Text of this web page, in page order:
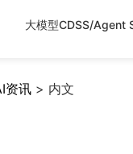
大模型CDSS/Agent
资讯 > 内文